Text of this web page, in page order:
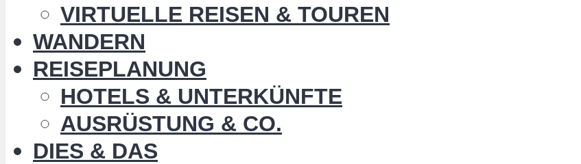
VIRTUELLE REISEN & TOUREN
WANDERN
REISEPLANUNG
HOTELS & UNTERKÜNFTE
AUSRÜSTUNG & CO.
DIES & DAS